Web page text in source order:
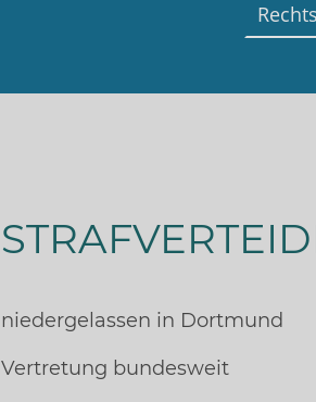
niedergelassen in Dortmund
Vertretung bundesweit